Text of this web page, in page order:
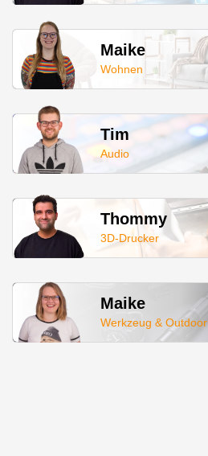
Maike
Wohnen
Tim
Audio
Thommy
3D-Drucker
Maike
Werkzeug & Outdoor